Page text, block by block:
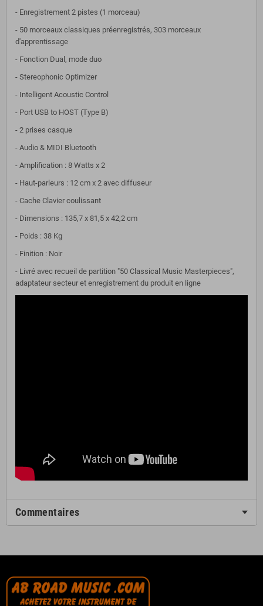
- Enregistrement 2 pistes (1 morceau)
- 50 morceaux classiques préenregistrés, 303 morceaux
d'apprentissage
- Fonction Dual, mode duo
- Stereophonic Optimizer
- Intelligent Acoustic Control
- Port USB to HOST (Type B)
- 2 prises casque
- Audio & MIDI Bluetooth
- Amplification : 8 Watts x 2
- Haut-parleurs : 12 cm x 2 avec diffuseur
- Cache Clavier coulissant
- Dimensions : 135,7 x 81,5 x 42,2 cm
- Poids : 38 Kg
- Finition : Noir
- Livré avec recueil de partition "50 Classical Music Masterpieces",
adaptateur secteur et enregistrement du produit en ligne
Commentaires